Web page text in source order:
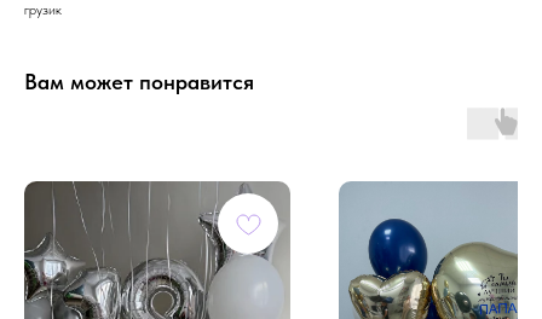
грузик
Вам может понравится